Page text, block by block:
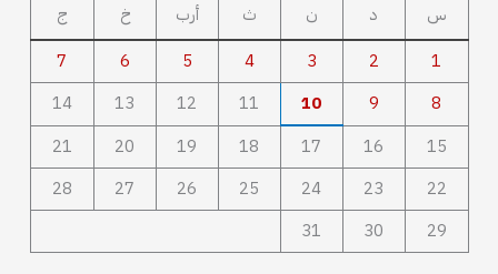
س
د ن ث أرب خ
ج
1
2
3
4
5
6
7
8
9
10
11
12
13
14
15
16
17
18
19
20
21
22
23
24
25
26
27
28
29
30
31